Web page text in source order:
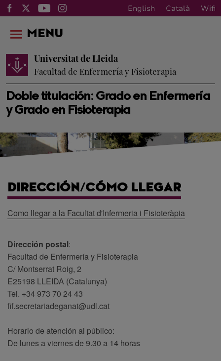
English Català Wifi
Doble titulación: Grado en Enfermería
y Grado en Fisioterapia
Universitat de Lleida
Facultad de Enfermería y Fisioterapia
MENU
DIRECCIÓN/CÓMO LLEGAR
Como llegar a la Facultat d'Infermeria i Fisioteràpia
Dirección postal:
Facultad de Enfermería y Fisioterapia
C/ Montserrat Roig, 2
E25198 LLEIDA (Catalunya)
Tel. +34 973 70 24 43
fif.secretariadeganat@udl.cat
Horario de atención al público:
De lunes a viernes de 9.30 a 14 horas